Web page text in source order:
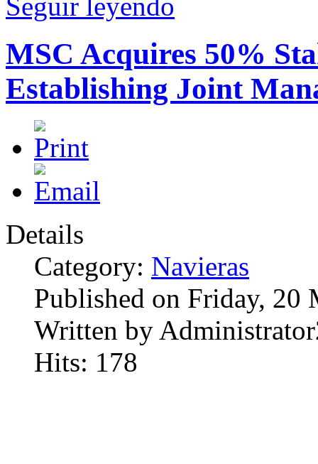
Seguir leyendo
MSC Acquires 50%
Establishing Joint
Details
Category: Navieras
Published on Friday, 20
Written by
Hits: 178